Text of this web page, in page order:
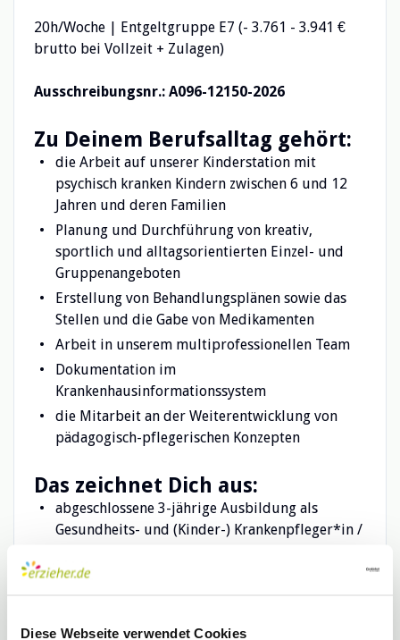
Diese Webseite verwendet Cookies
20h/Woche | Entgeltgruppe E7 (- 3.761 - 3.941 €
brutto bei Vollzeit + Zulagen)
Ausschreibungsnr.: A096-12150-2026
Zu Deinem Berufsalltag gehört:
die Arbeit auf unserer Kinderstation mit
psychisch kranken Kindern zwischen 6 und 12
Jahren und deren Familien
Planung und Durchführung von kreativ,
sportlich und alltagsorientierten Einzel- und
Gruppenangeboten
Erstellung von Behandlungsplänen sowie das
Stellen und die Gabe von Medikamenten
Arbeit in unserem multiprofessionellen Team
Dokumentation im
Krankenhausinformationssystem
die Mitarbeit an der Weiterentwicklung von
pädagogisch-pflegerischen Konzepten
Das zeichnet Dich aus:
abgeschlossene 3-jährige Ausbildung als
Gesundheits- und (Kinder-) Krankenpfleger*in /
Erfahrung in der Arbeit mit psychisch kranken